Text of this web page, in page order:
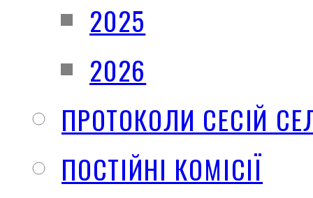
2025
2026
ПРОТОКОЛИ СЕСІЙ
ПОСТІЙНІ КОМІСІЇ